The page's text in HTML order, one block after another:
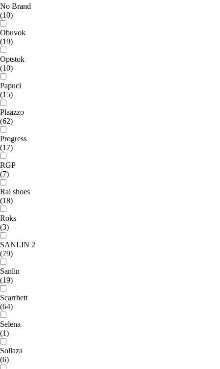
No Brand
(10)
Obuvok
(19)
Optstok
(10)
Papuci
(15)
Plaazzo
(62)
Progress
(17)
RGP
(7)
Rai shoes
(18)
Roks
(3)
SANLIN 2
(79)
Sanlin
(19)
Scarrhett
(64)
Selena
(1)
Sollaza
(6)